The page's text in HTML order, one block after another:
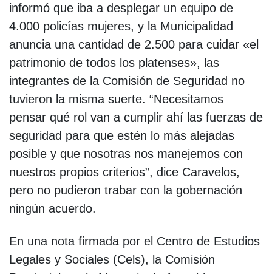
informó que iba a desplegar un equipo de
4.000 policías mujeres, y la Municipalidad
anuncia una cantidad de 2.500 para cuidar «el
patrimonio de todos los platenses», las
integrantes de la Comisión de Seguridad no
tuvieron la misma suerte. “Necesitamos
pensar qué rol van a cumplir ahí las fuerzas de
seguridad para que estén lo más alejadas
posible y que nosotras nos manejemos con
nuestros propios criterios”, dice Caravelos,
pero no pudieron trabar con la gobernación
ningún acuerdo.
En una nota firmada por el Centro de Estudios
Legales y Sociales (Cels), la Comisión